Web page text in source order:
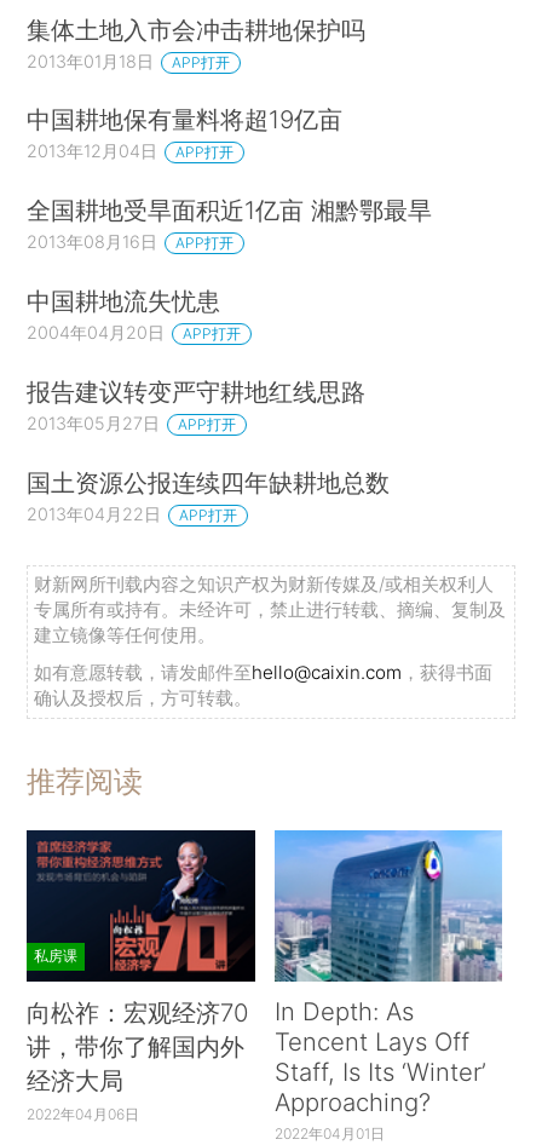
集体土地入市会冲击耕地保护吗
2013年01月18日 APP打开
中国耕地保有量料将超19亿亩
2013年12月04日 APP打开
全国耕地受旱面积近1亿亩 湘黔鄂最旱
2013年08月16日 APP打开
中国耕地流失忧患
2004年04月20日 APP打开
报告建议转变严守耕地红线思路
2013年05月27日 APP打开
国土资源公报连续四年缺耕地总数
2013年04月22日 APP打开
财新网所刊载内容之知识产权为财新传媒及/或相关权利人
专属所有或持有。未经许可，禁止进行转载、摘编、复制及
建立镜像等任何使用。
如有意愿转载，请发邮件至hello@caixin.com ，获得书面
确认及授权后，方可转载。
推荐阅读
私房课
向松祚：宏观经济70
讲，带你了解国内外
经济大局
2022年04月06日
In Depth: As
Tencent Lays Off
Staff, Is Its ‘Winter’
Approaching?
2022年04月01日